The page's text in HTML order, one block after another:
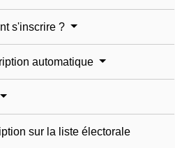
s'inscrire ?
automatique
sur la liste électorale